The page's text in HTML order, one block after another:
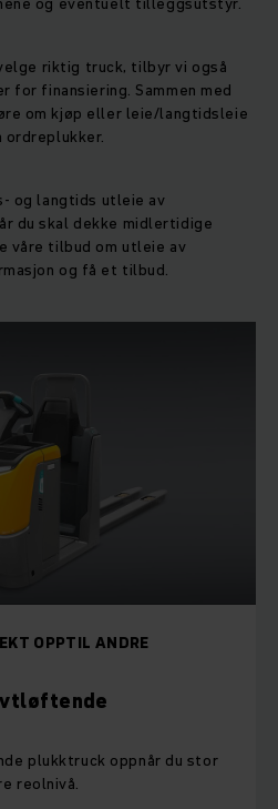
riktig truck, tilbyr vi også
for finansiering. Sammen med
om kjøp eller leie/langtidsleie
og langtids utleie av
du skal dekke midlertidige
våre tilbud om utleie av
og få et tilbud.
OPPTIL ANDRE
plukktruck oppnår du stor
reolnivå.